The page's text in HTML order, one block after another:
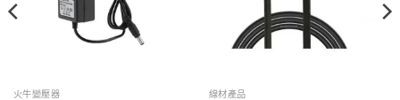
火牛變壓器 線材產品